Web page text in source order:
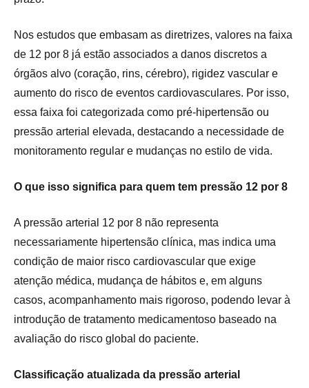
Nos estudos que embasam as diretrizes, valores na faixa
de 12 por 8 já estão associados a danos discretos a
órgãos alvo (coração, rins, cérebro), rigidez vascular e
aumento do risco de eventos cardiovasculares. Por isso,
essa faixa foi categorizada como pré-hipertensão ou
pressão arterial elevada, destacando a necessidade de
monitoramento regular e mudanças no estilo de vida.
O que isso significa para quem tem pressão 12 por 8
A pressão arterial 12 por 8 não representa
necessariamente hipertensão clínica, mas indica uma
condição de maior risco cardiovascular que exige
atenção médica, mudança de hábitos e, em alguns
casos, acompanhamento mais rigoroso, podendo levar à
introdução de tratamento medicamentoso baseado na
avaliação do risco global do paciente.
Classificação atualizada da pressão arterial